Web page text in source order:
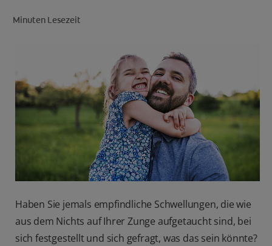
FÜR FACHKREISE
Minuten Lesezeit
Haben Sie jemals empfindliche Schwellungen, die wie
aus dem Nichts auf Ihrer Zunge aufgetaucht sind, bei
sich festgestellt und sich gefragt, was das sein könnte?